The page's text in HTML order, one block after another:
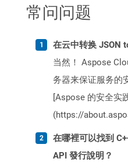
常问问题
在云中转换 JSON
当然！ Aspose
务器来保证服务的
[Aspose 的安全实
(https://
在哪裡可以找到
API 發行說明？